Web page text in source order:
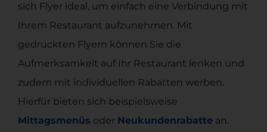
sich Flyer ideal, um einfach eine Verbindung mit
Ihrem Restaurant aufzunehmen. Mit
gedruckten Flyern können Sie die
Aufmerksamkeit auf Ihr Restaurant lenken und
zudem mit individuellen Rabatten werben.
Hierfür bieten sich beispielsweise
Mittagsmenüs oder Neukundenrabatte an.